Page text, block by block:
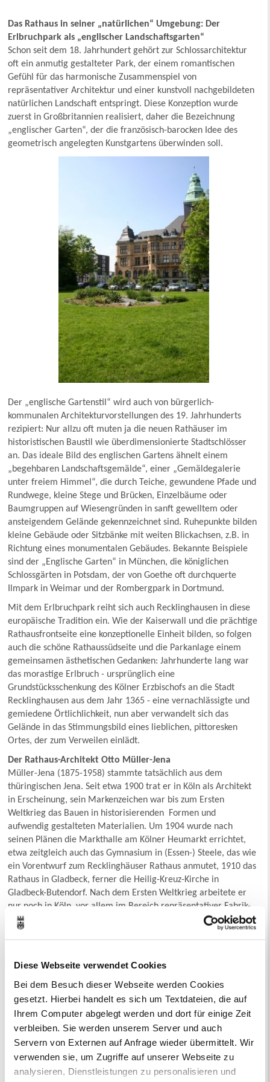
Diese Webseite verwendet Cookies
Bei dem Besuch dieser Webseite werden Cookies
gesetzt. Hierbei handelt es sich um Textdateien, die auf
Ihrem Computer abgelegt werden und dort für einige Zeit
verbleiben. Sie werden unserem Server und auch
Servern von Externen auf Anfrage wieder übermittelt. Wir
verwenden sie, um Zugriffe auf unserer Webseite zu
analysieren, Dienstleistungen zu personalisieren und
Das Rathaus in seiner „natürlichen“ Umgebung: Der
Erlbruchpark als „englischer Landschaftsgarten“
Schon seit dem 18. Jahrhundert gehört zur Schlossarchitektur
oft ein anmutig gestalteter Park, der einem romantischen
Gefühl für das harmonische Zusammenspiel von
repräsentativer Architektur und einer kunstvoll nachgebildeten
natürlichen Landschaft entspringt. Diese Konzeption wurde
zuerst in Großbritannien realisiert, daher die Bezeichnung
„englischer Garten“, der die französisch-barocken Idee des
geometrisch angelegten Kunstgartens überwinden soll.
Der „englische Gartenstil“ wird auch von bürgerlich-
kommunalen Architekturvorstellungen des 19. Jahrhunderts
rezipiert: Nur allzu oft muten ja die neuen Rathäuser im
historistischen Baustil wie überdimensionierte Stadtschlösser
an. Das ideale Bild des englischen Gartens ähnelt einem
„begehbaren Landschaftsgemälde“, einer „Gemäldegalerie
unter freiem Himmel“, die durch Teiche, gewundene Pfade und
Rundwege, kleine Stege und Brücken, Einzelbäume oder
Baumgruppen auf Wiesengründen in sanft gewelltem oder
ansteigendem Gelände gekennzeichnet sind. Ruhepunkte bilden
kleine Gebäude oder Sitzbänke mit weiten Blickachsen, z.B. in
Richtung eines monumentalen Gebäudes. Bekannte Beispiele
sind der „Englische Garten“ in München, die königlichen
Schlossgärten in Potsdam, der von Goethe oft durchquerte
Ilmpark in Weimar und der Rombergpark in Dortmund.
Mit dem Erlbruchpark reiht sich auch Recklinghausen in diese
europäische Tradition ein. Wie der Kaiserwall und die prächtige
Rathausfrontseite eine konzeptionelle Einheit bilden, so folgen
auch die schöne Rathaussüdseite und die Parkanlage einem
gemeinsamen ästhetischen Gedanken: Jahrhunderte lang war
das morastige Erlbruch - ursprünglich eine
Grundstücksschenkung des Kölner Erzbischofs an die Stadt
Recklinghausen aus dem Jahr 1365 - eine vernachlässigte und
gemiedene Örtlichlichkeit, nun aber verwandelt sich das
Gelände in das Stimmungsbild eines lieblichen, pittoresken
Ortes, der zum Verweilen einlädt.
Der Rathaus-Architekt Otto Müller-Jena
Müller-Jena (1875-1958) stammte tatsächlich aus dem
thüringischen Jena. Seit etwa 1900 trat er in Köln als Architekt
in Erscheinung, sein Markenzeichen war bis zum Ersten
Weltkrieg das Bauen in historisierenden Formen und
aufwendig gestalteten Materialien. Um 1904 wurde nach
seinen Plänen die Markthalle am Kölner Heumarkt errichtet,
etwa zeitgleich auch das Gymnasium in (Essen-) Steele, das wie
ein Vorentwurf zum Recklinghäuser Rathaus anmutet, 1910 das
Rathaus in Gladbeck, ferner die Heilig-Kreuz-Kirche in
Gladbeck-Butendorf. Nach dem Ersten Weltkrieg arbeitete er
nur noch in Köln, vor allem im Bereich repräsentativer Fabrik-
und Verwaltungsgebäude. Der damals bedeutendste deutsche
Städteplaner, der Geheime Oberbaurat Hermann Josef Stübben
waren und sogar die Bewerbung der bekannten Berliner
Rathausarchitekten Reinhard und Süßenguth in den Schatten
stellten, sind nicht eine „Jugendsünde“, sondern das frühe
Meisterwerk eines noch wenig bekannten Baukünstlers, der ein
prunkvolles Stück Stadtarchitektur im Stil der Neorenaissance
errichten wollte.